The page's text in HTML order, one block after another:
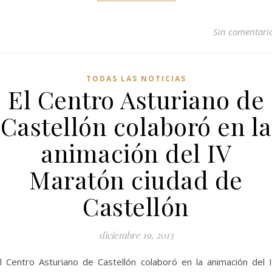
Sin
TODAS LAS NOTICIAS
El Centro Asturiano de
Castellón colaboró en la
animación del IV
Maratón ciudad de
Castellón
diciembre 19, 2013
Centro Asturiano de Castellón colaboró en la animación del